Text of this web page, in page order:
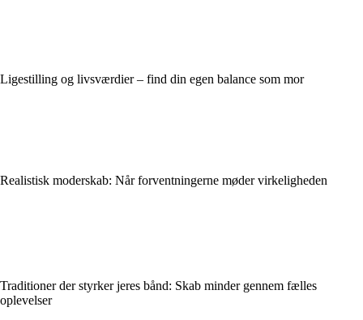
Ligestilling og livsværdier – find din egen balance som mor
Realistisk moderskab: Når forventningerne møder virkeligheden
Traditioner der styrker jeres bånd: Skab minder gennem fælles
oplevelser